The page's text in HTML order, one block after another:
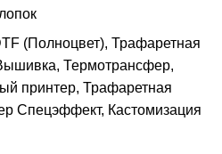
(Полноцвет), Трафаретная
Термотрансфер,
принтер, Трафаретная
Спецэффект, Кастомизация